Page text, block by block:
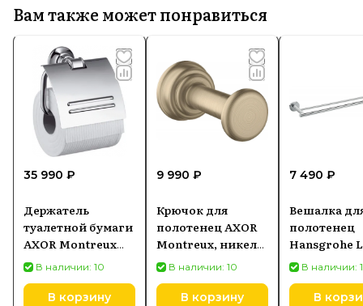
Вам также может понравиться
35 990 ₽
Держатель
туалетной бумаги
AXOR Montreux
42036000
В наличии: 10
В корзину
9 990 ₽
Крючок для
полотенец AXOR
Montreux, никель
матовый 42137820
В наличии: 10
В корзину
7 490 ₽
Вешалка
полотенец
Hansgrohe
41712000
В наличии:
В